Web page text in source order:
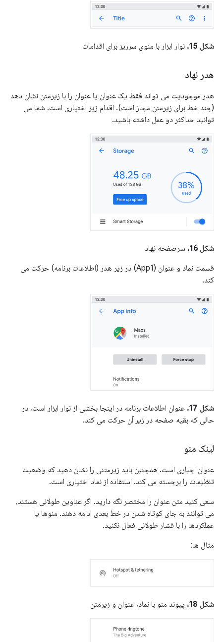
شکل 15. نوار ابزار با منوی سرریز برای اقدامات
هدر نهاد
هدر موجودیت می تواند فقط یک عنوان یا عنوان را با زیرمتن نشان دهد
(چند خط برای زیرمتن مجاز است). اقدام زیر اختیاری است. شما می
توانید حداکثر دو عمل داشته باشید.
شکل 16.
سرصفحه نهاد
قسمت نماد و عنوان (App1) در زیر هدر (اطلاعات برنامه) حرکت می
کند.
شکل 17.
عنوان اطلاعات برنامه در اینجا بخشی از نوار ابزار است، در
حالی که بقیه صفحه در زیر آن حرکت می کند.
لینک منو
عنوان اجباری است. همچنین باید زیرمتنی را نشان دهید که وضعیت
تنظیمات را برجسته می کند. استفاده از نماد اختیاری است.
سعی کنید متن عنوان را مختصر نگه دارید. اگر عناوین طولانی هستند،
می توانند به جای کوتاه شدن در خط بعدی ادامه دهند. منوها یا
عملکردها را با فشار طولانی فعال نکنید.
مثال ها:
شکل 18. پیوند منو با نماد، عنوان و زیرمتن